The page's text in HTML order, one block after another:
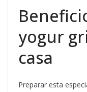
yogur
casa
Preparar esta